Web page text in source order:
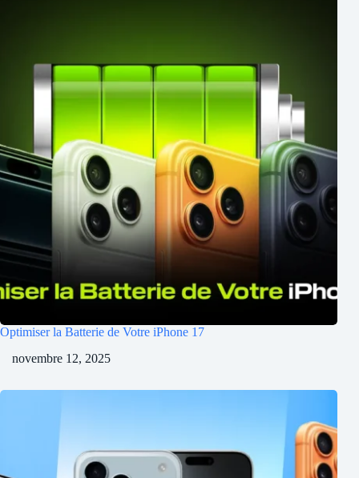
Optimiser la Batterie de Votre iPhone 17
novembre 12, 2025